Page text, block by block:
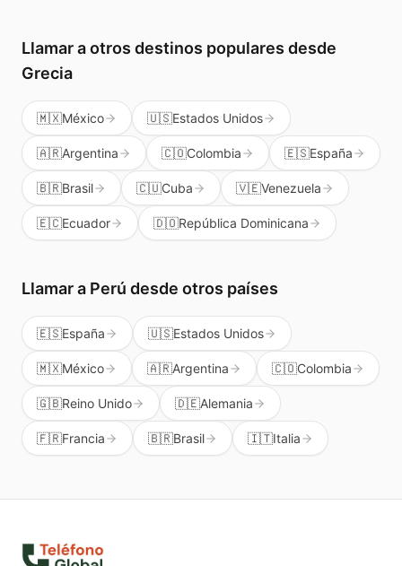
Llamar a otros destinos populares desde
Grecia
🇲🇽México 🇺🇸Estados Unidos
🇦🇷Argentina 🇨🇴Colombia 🇪🇸España
🇧🇷Brasil 🇨🇺Cuba 🇻🇪Venezuela
🇪🇨Ecuador 🇩🇴República Dominicana
Llamar a Perú desde otros países
🇪🇸España 🇺🇸Estados Unidos
🇲🇽México 🇦🇷Argentina 🇨🇴Colombia
🇬🇧Reino Unido 🇩🇪Alemania
🇫🇷Francia 🇧🇷Brasil 🇮🇹Italia